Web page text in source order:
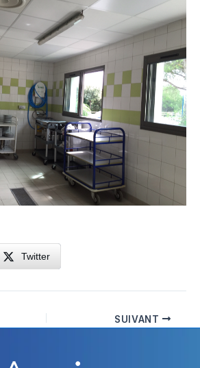
Twitter
SUIVANT